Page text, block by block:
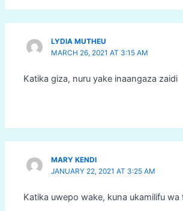
LYDIA MUTHEU
MARCH 26, 2021 AT 3:15 AM
Katika giza, nuru yake inaangaza zaidi
MARY KENDI
JANUARY 22, 2021 AT 3:25 AM
Katika uwepo wake, kuna ukamilifu wa